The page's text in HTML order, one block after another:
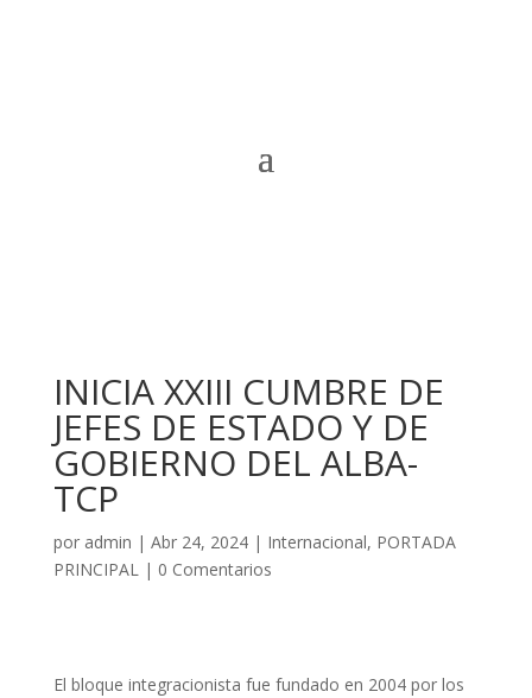
INICIA XXIII CUMBRE DE
JEFES DE ESTADO Y DE
GOBIERNO DEL ALBA-
TCP
por admin | Abr 24, 2024| Internacional, PORTADA
PRINCIPAL| 0 Comentarios
El bloque integracionista fue fundado en 2004 por los